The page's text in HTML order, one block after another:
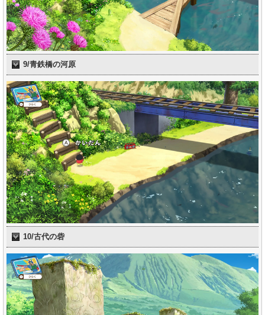
9/青鉄橋の河原
10/古代の砦